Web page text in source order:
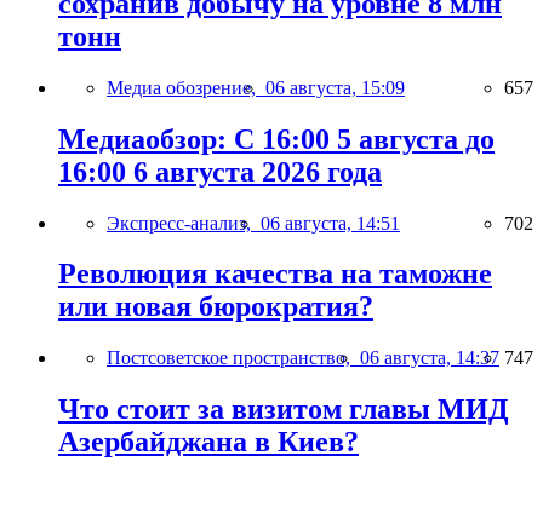
тонн
Медиа обозрение, 06 августа, 15:09 657
Медиаобзор: С 16:00 5 августа до
16:00 6 августа 2026 года
Экспресс-анализ, 06 августа, 14:51 702
Революция качества на таможне
или новая бюрократия?
Постсоветское пространство, 06 августа, 14:37 747
Что стоит за визитом главы МИД
Азербайджана в Киев?